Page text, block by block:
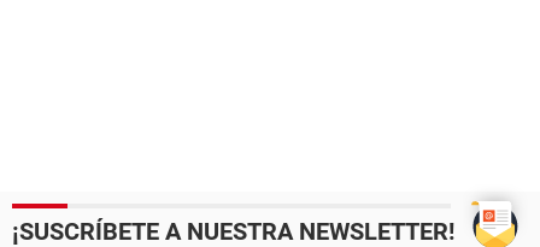
¡SUSCRÍBETE A NUESTRA NEWSLETTER!